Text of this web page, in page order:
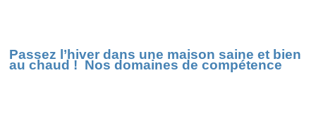
Passez l’hiver dans une maison saine et bien
au chaud ! Nos domaines de compétence